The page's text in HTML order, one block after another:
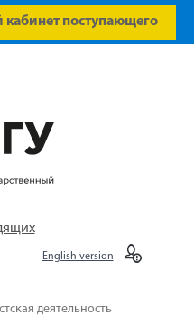
поступающего
English version
деятельность